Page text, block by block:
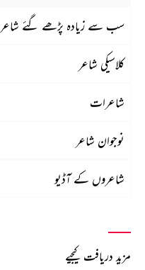
سب سے زیادہ پڑھے گئے شاعر
کلاسیکی شاعر
شاعرات
نوجوان شاعر
شاعروں کے آڈیو
مزید دریافت کیجیے